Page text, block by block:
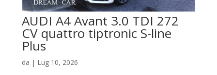
AUDI A4 Avant 3.0 TDI 272
CV quattro tiptronic S-line
Plus
da | Lug 10, 2026